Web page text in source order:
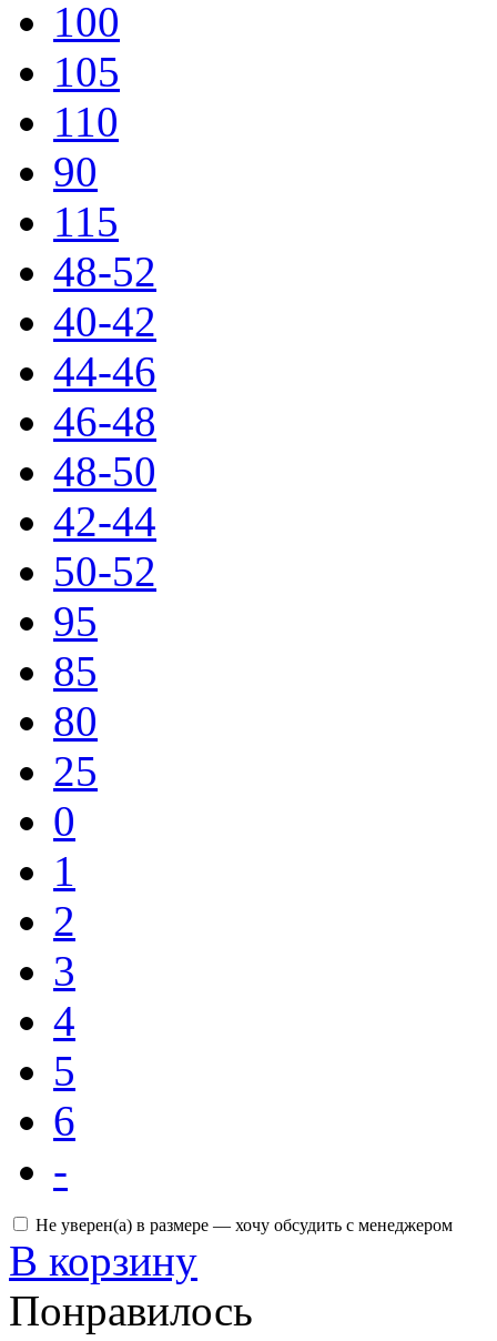
100
105
110
90
115
48-52
40-42
44-46
46-48
48-50
42-44
50-52
95
85
80
25
0
1
2
3
4
5
6
-
Не уверен(а) в размере — хочу обсудить с менеджером
В корзину
Понравилось